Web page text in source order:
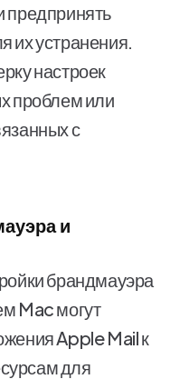
предпринять
их устранения.
настроек
проблем или
с
и
брандмауэра
Mac могут
Apple Mail к
для